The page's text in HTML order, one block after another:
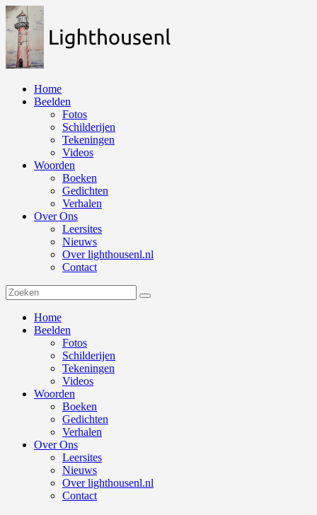
Naar
de
inhoud
springen
Home
Beelden
Fotos
Schilderijen
Tekeningen
Videos
Woorden
Boeken
Gedichten
Verhalen
Over Ons
Leersites
Nieuws
Over lighthousenl.nl
Contact
Home
Beelden
Fotos
Schilderijen
Tekeningen
Videos
Woorden
Boeken
Gedichten
Verhalen
Over Ons
Leersites
Nieuws
Over lighthousenl.nl
Contact